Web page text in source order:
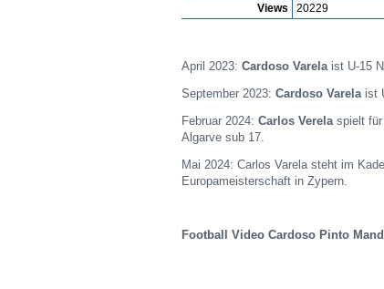
Views
20229
April 2023:Cardoso Varela ist U-15
September 2023:Cardoso Varela ist
Februar 2024:Carlos Verelaspielt
Algarve sub 17.
Mai 2024: Carlos Varela steht im
Europameisterschaft in Zypern.
Football Video Cardoso Pinto